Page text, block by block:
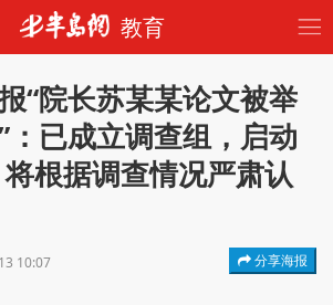
教育
“院长苏某某论文被举
：已成立调查组，启动
根据调查情况严肃认
10:07 分享海报